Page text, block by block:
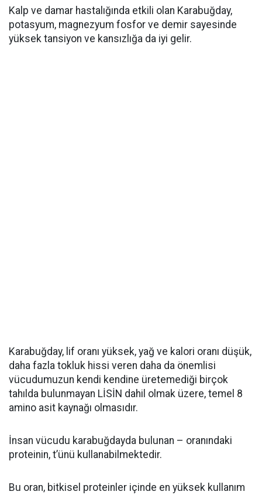
Kalp ve damar hastalığında etkili olan Karabuğday,
potasyum, magnezyum fosfor ve demir sayesinde
yüksek tansiyon ve kansızlığa da iyi gelir.
Karabuğday, lif oranı yüksek, yağ ve kalori oranı düşük,
daha fazla tokluk hissi veren daha da önemlisi
vücudumuzun kendi kendine üretemediği birçok
tahılda bulunmayan LİSİN dahil olmak üzere, temel 8
amino asit kaynağı olmasıdır.
İnsan vücudu karabuğdayda bulunan – oranındaki
proteinin, t’ünü kullanabilmektedir.
Bu oran, bitkisel proteinler içinde en yüksek kullanım